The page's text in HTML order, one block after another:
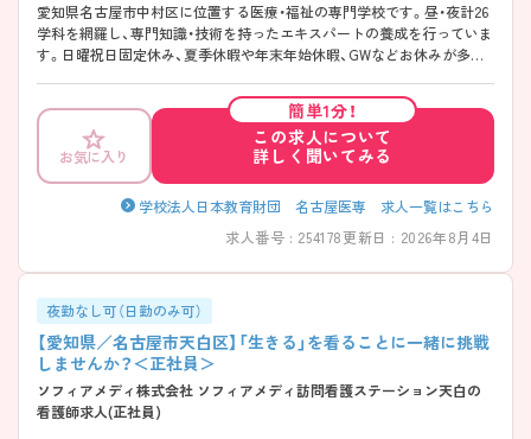
愛知県名古屋市中村区に位置する医療・福祉の専門学校です。昼・夜計26
学科を網羅し、専門知識・技術を持ったエキスパートの養成を行っていま
す。日曜祝日固定休み、夏季休暇や年末年始休暇、GWなどお休みが多く
とアクセス良好です。教員未経験の方でもやる気さえあればご応募いた
だけます。 ご興味ある方には、面接対策ポイントなど、さらに詳細をお話
しいたしますのでお気軽にご相談ください。
お気に入り
簡単1分！
この求人について
詳しく聞いてみる
学校法人日本教育財団 名古屋医専 求人一覧はこちら
求人番号 : 254178更新日 : 2026年8月4日
夜勤なし可（日勤のみ可）
【愛知県／名古屋市天白区】「生きる」を看ることに一緒に挑戦
しませんか？＜正社員＞
ソフィアメディ株式会社 ソフィアメディ訪問看護ステーション天白の
看護師求人(正社員)